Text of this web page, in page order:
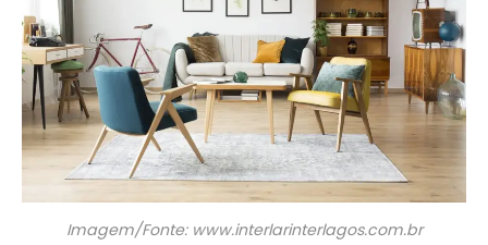
Imagem/Fonte: www.interlarinterlagos.com.br